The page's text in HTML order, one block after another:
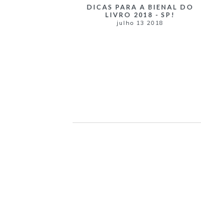
DICAS PARA A BIENAL DO
LIVRO 2018 - SP!
julho 13 2018